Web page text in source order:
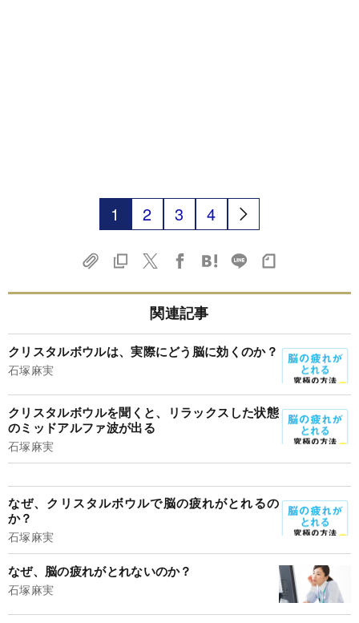
1 2 3 4
関連記事
クリスタルボウルは、実際にどう脳に効くのか？
石塚麻実
クリスタルボウルを聞くと、リラックスした状態
のミッドアルファ波が出る
石塚麻実
なぜ、クリスタルボウルで脳の疲れがとれるの
か？
石塚麻実
なぜ、脳の疲れがとれないのか？
石塚麻実